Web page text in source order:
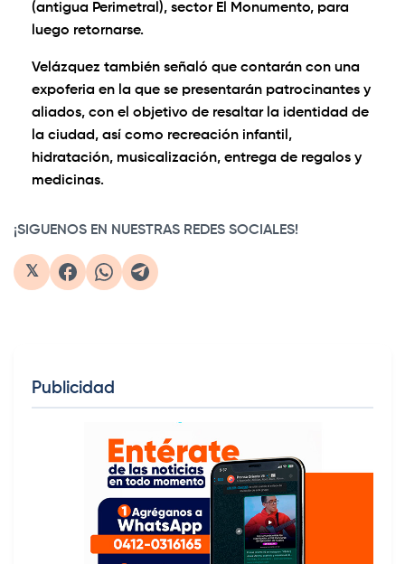
(antigua Perimetral), sector El Monumento, para
luego retornarse.
Velázquez también señaló que contarán con una
expoferia en la que se presentarán patrocinantes y
aliados, con el objetivo de resaltar la identidad de
la ciudad, así como recreación infantil,
hidratación, musicalización, entrega de regalos y
medicinas.
¡SIGUENOS EN NUESTRAS REDES SOCIALES!
𝕏
Publicidad